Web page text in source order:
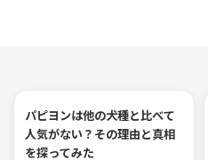
パピヨンは他の犬種と比べて
人気がない？その理由と真相
を探ってみた